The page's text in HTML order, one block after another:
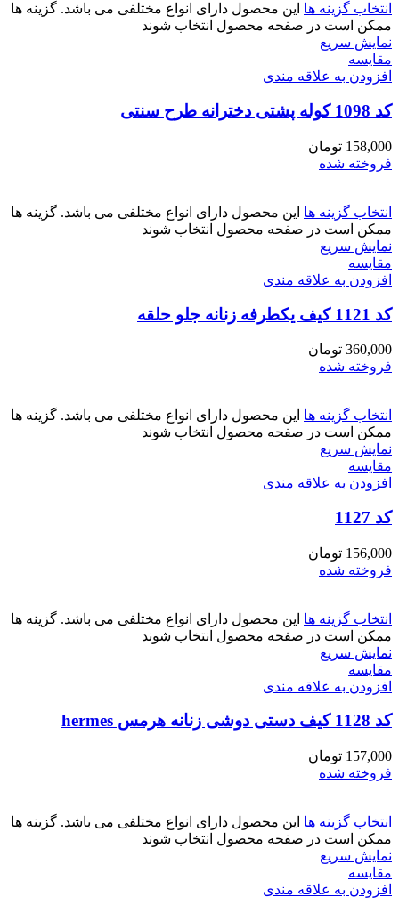
انتخاب گزینه ها این محصول دارای انواع مختلفی می باشد. گزینه ها
ممکن است در صفحه محصول انتخاب شوند
نمایش سریع
مقايسه
افزودن به علاقه مندی
کد 1098 کوله پشتی دخترانه طرح سنتی
158,000 تومان
فروخته شده
انتخاب گزینه ها این محصول دارای انواع مختلفی می باشد. گزینه ها
ممکن است در صفحه محصول انتخاب شوند
نمایش سریع
مقايسه
افزودن به علاقه مندی
کد 1121 کیف یکطرفه زنانه جلو حلقه
360,000 تومان
فروخته شده
انتخاب گزینه ها این محصول دارای انواع مختلفی می باشد. گزینه ها
ممکن است در صفحه محصول انتخاب شوند
نمایش سریع
مقايسه
افزودن به علاقه مندی
کد 1127
156,000 تومان
فروخته شده
انتخاب گزینه ها این محصول دارای انواع مختلفی می باشد. گزینه ها
ممکن است در صفحه محصول انتخاب شوند
نمایش سریع
مقايسه
افزودن به علاقه مندی
کد 1128 کیف دستی دوشی زنانه هرمس hermes
157,000 تومان
فروخته شده
انتخاب گزینه ها این محصول دارای انواع مختلفی می باشد. گزینه ها
ممکن است در صفحه محصول انتخاب شوند
نمایش سریع
مقايسه
افزودن به علاقه مندی